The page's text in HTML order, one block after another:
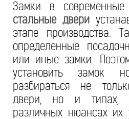
Замки в современные
стальные двери
этапе производства.
определенные
или иные замки.
установить замок
разбираться не
двери, но и типах,
различных нюансах их